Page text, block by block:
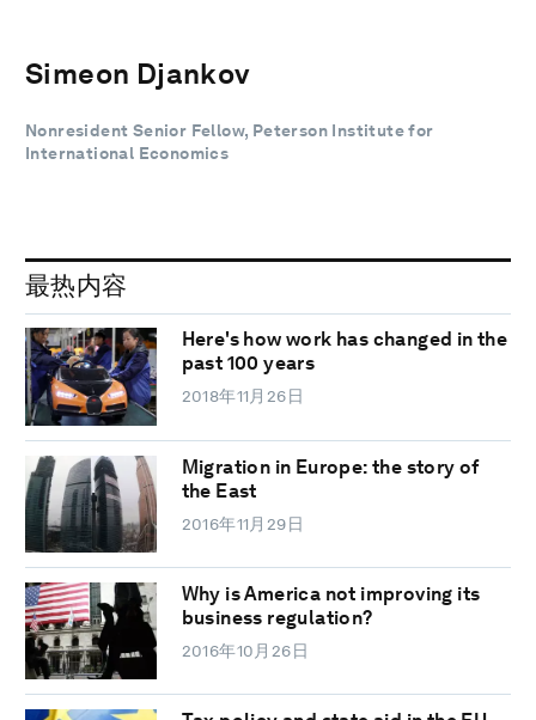
Simeon Djankov
Nonresident Senior Fellow, Peterson Institute for
International Economics
最热内容
Here's how work has changed in the
past 100 years
2018年11月26日
Migration in Europe: the story of
the East
2016年11月29日
Why is America not improving its
business regulation?
2016年10月26日